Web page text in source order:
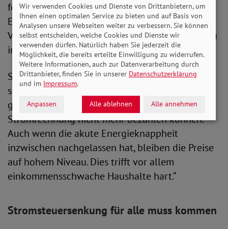
fordert gezielte Unterstützung im Kampf gegen
Energiearmut. Im Mai äußerte sich die SoVD-
Vorstandsvorsitzende Michaela Engelmeier dazu
in einem Gespräch mit dem Deutschlandfunk.
Sie betonte: „In unseren SoVD-Beratungsstellen
suchen immer noch viele Menschen mit
geringem Einkommen Hilfe, weil sie ihre
Stromrechnung nicht mehr bezahlen können.
Auch wenn die akute Energieknappheit
inzwischen nachgelassen hat, bleiben die Preise
auf hohem Niveau. Dies trifft vor allem
einkommensschwache Haushalte hart.“
Stromsteuersenkung für alle muss kommen
Wir verwenden Cookies und Dienste von Drittanbietern, um
Ihnen einen optimalen Service zu bieten und auf Basis von
Analysen unsere Webseiten weiter zu verbessern. Sie können
selbst entscheiden, welche Cookies und Dienste wir
verwenden dürfen. Natürlich haben Sie jederzeit die
Möglichkeit, die bereits erteilte Einwilligung zu widerrufen.
Weitere Informationen, auch zur Datenverarbeitung durch
Drittanbieter, finden Sie in unserer Datenschutzerklärung
und im Impressum.
Anpassen Alle ablehnen Alle annehmen